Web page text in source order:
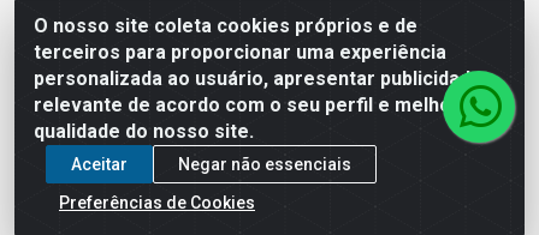
O nosso site coleta cookies próprios e de
terceiros para proporcionar uma experiência
personalizada ao usuário, apresentar publicidade
relevante de acordo com o seu perfil e melhorar a
qualidade do nosso site.
Aceitar
Negar não essenciais
Preferências de Cookies
Rua Chipuê, 117 - S. Miguel Paulista São Paulo/SP - CEP
08010-260- CNPJ: 03.010.739/0001-72